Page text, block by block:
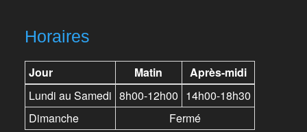
Horaires
Jour Matin
Après-midi
Lundi au Samedi 8h00-12h00 14h00-18h30
Dimanche
Fermé